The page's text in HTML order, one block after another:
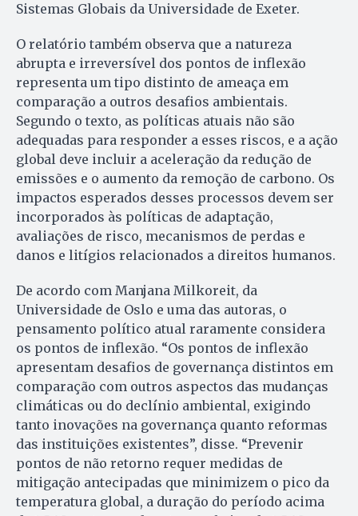
Sistemas Globais da Universidade de Exeter.
O relatório também observa que a natureza
abrupta e irreversível dos pontos de inflexão
representa um tipo distinto de ameaça em
comparação a outros desafios ambientais.
Segundo o texto, as políticas atuais não são
adequadas para responder a esses riscos, e a ação
global deve incluir a aceleração da redução de
emissões e o aumento da remoção de carbono. Os
impactos esperados desses processos devem ser
incorporados às políticas de adaptação,
avaliações de risco, mecanismos de perdas e
danos e litígios relacionados a direitos humanos.
De acordo com Manjana Milkoreit, da
Universidade de Oslo e uma das autoras, o
pensamento político atual raramente considera
os pontos de inflexão. “Os pontos de inflexão
apresentam desafios de governança distintos em
comparação com outros aspectos das mudanças
climáticas ou do declínio ambiental, exigindo
tanto inovações na governança quanto reformas
das instituições existentes”, disse. “Prevenir
pontos de não retorno requer medidas de
mitigação antecipadas que minimizem o pico da
temperatura global, a duração do período acima